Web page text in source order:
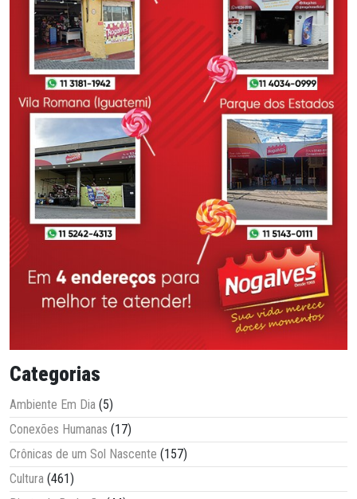
Categorias
Ambiente Em Dia (5)
Conexões Humanas (17)
Crônicas de um Sol Nascente (157)
Cultura (461)